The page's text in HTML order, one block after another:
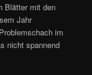
Blätter mit den
Jahr
im
nicht spannend